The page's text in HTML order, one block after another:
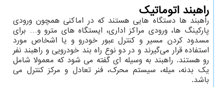
راهبند اتوماتیک
راهبند‌ ها دستگاه هایی هستند که در اماکنی همچون ورودی
پارکینگ ها، ورودی مراکز اداری، ایستگاه های مترو و… برای
مسدود کردن مسیر و کنترل عبور خودرو و یا اشخاص مورد
استفاده قرار می‌گیرند و در دو نوع راه بند خودرویی و راهبند نفر
رو هستند. راهبند به وسیله ای گفته می شود که معمولا شامل
یک بدنه، میله، سیستم محرک، فنر تعادل و مرکز کنترل می
باشد.